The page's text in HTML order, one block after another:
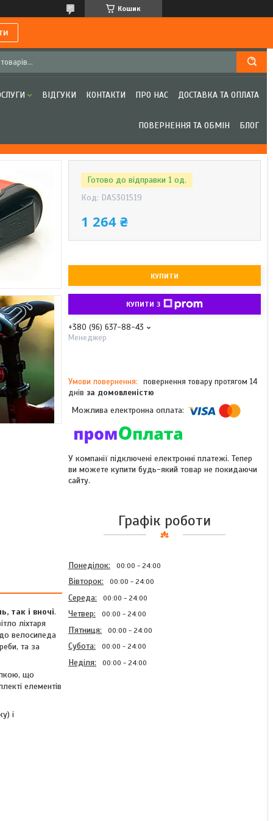
Кошик
ВІДГУКИ КОНТАКТИ ПРО НАС ДОСТАВКА ТА ОПЛАТА
ПОВЕРНЕННЯ ТА ОБМІН БЛОГ
так і вночі.
ліхтаря
велосипеда
та за
що
елементів
і
Готово до відправки 1 од.
Код: DAS301519
1 264 ₴
КУПИТИ
КУПИТИ З
+380 (96) 637-88-43
Менеджер
повернення товару протягом 14
днів за домовленістю
У компанії підключені електронні платежі. Тепер
ви можете купити будь-який товар не покидаючи
сайту.
Графік роботи
Понеділок 00:00 24:00
Вівторок 00:00 24:00
Середа 00:00 24:00
Четвер 00:00 24:00
Пʼятниця 00:00 24:00
Субота 00:00 24:00
Неділя 00:00 24:00